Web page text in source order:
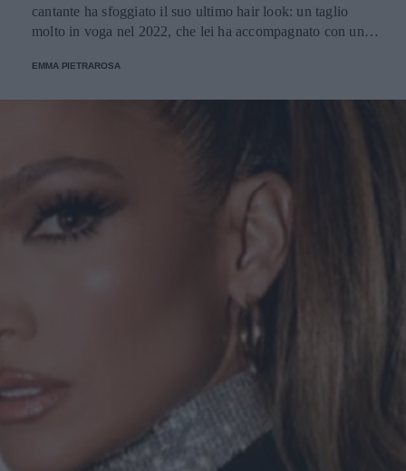
cantante ha sfoggiato il suo ultimo hair look: un taglio
molto in voga nel 2022, che lei ha accompagnato con un
EMMA PIETRAROSA